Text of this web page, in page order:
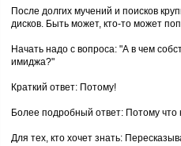
После долгих мучений и поисков
дисков. Быть может, кто-то может
Начать надо с вопроса: "А в чем
имиджа?"
Краткий ответ: Потому!
Более подробный ответ: Потому что
Для тех, кто хочет знать: